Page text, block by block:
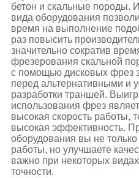
бетон и скальные породы.
вида оборудования
время на выполнение
раз повысить
значительно сократив
фрезерования скальной
с помощью дисковых фрез
перед альтернативными и
разработки траншей.
использования фрез
высокая скорость работы,
высокая эффективность.
оборудования вы не
работы, но улучшаете
важно при некоторых
точности.